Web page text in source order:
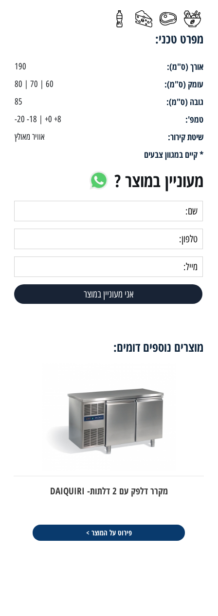
מפרט טכני:
אורך (ס"מ): 190
עומק (ס"מ): 60 | 70 | 80
גובה (ס"מ): 85
טמפ': 8+ 0+ | 18- 20-
שיטת קירור: אוויר מאולץ
* קיים במגוון צבעים
מעוניין במוצר ?
מוצרים נוספים דומים:
מקרר דלפק עם 2 דלתות- DAIQUIRI
פירוט על המוצר >